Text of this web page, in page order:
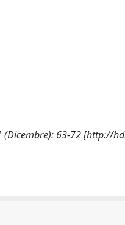
(Dicembre): 63-72 [http://